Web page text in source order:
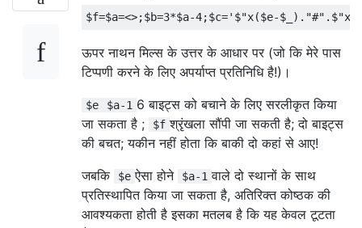
ऊपर नाथन मिल्स के उत्तर के आधार पर (जो कि मेरे पास
टिप्पणी करने के लिए अपर्याप्त प्रतिनिधि है!)।
$e $a-1 6 बाइट्स को बचाने के लिए सरलीकृत किया
जा सकता है ;
$f श्रृंखला सौंपी जा सकती है; दो बाइट्स
की बचत; यकीन नहीं होता कि बाकी दो कहां से आए!
जबकि
$e ऐसा होने $a-1 वाले दो स्थानों के साथ
प्रतिस्थापित किया जा सकता है, अतिरिक्त कोष्ठक की
आवश्यकता होती है इसका मतलब है कि यह केवल टूटता